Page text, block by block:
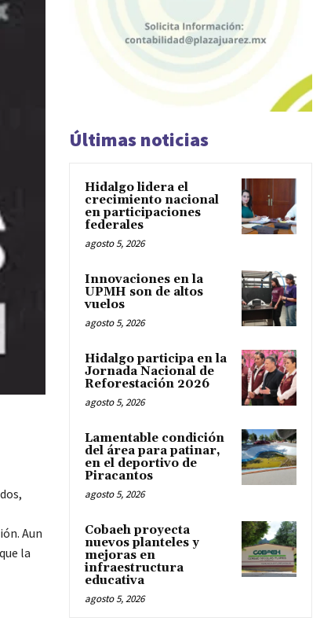
Aun
la
Últimas noticias
Hidalgo lidera el
crecimiento nacional
en participaciones
federales
agosto 5, 2026
Innovaciones en la
UPMH son de altos
vuelos
agosto 5, 2026
Hidalgo participa en la
Jornada Nacional de
Reforestación 2026
agosto 5, 2026
Lamentable condición
del área para patinar,
en el deportivo de
Piracantos
agosto 5, 2026
Cobaeh proyecta
nuevos planteles y
mejoras en
infraestructura
educativa
agosto 5, 2026